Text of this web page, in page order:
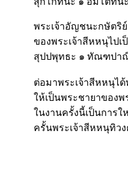
พระเจ้าอัญชนะกษัตริ
ของพระเจ้าสีหหนุไป
สุปปพุทธะ ๑ ทัณฑปาณิ
ต่อมาพระเจ้าสีหหนุไ
ให้เป็นพระชายาของ
ในงานครั้งนี้เป็นการ
ครั้นพระเจ้าสีหหนุทิว